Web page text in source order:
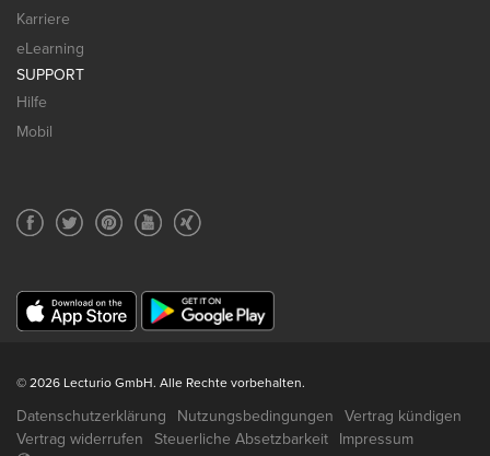
Karriere
eLearning
SUPPORT
Hilfe
Mobil
© 2026 Lecturio GmbH. Alle Rechte vorbehalten.
Datenschutzerklärung Nutzungsbedingungen
Vertrag kündigen
Vertrag widerrufen
Steuerliche Absetzbarkeit
Impressum